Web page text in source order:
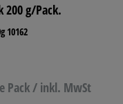
200 g/Pack.
10162
Pack / inkl. MwSt